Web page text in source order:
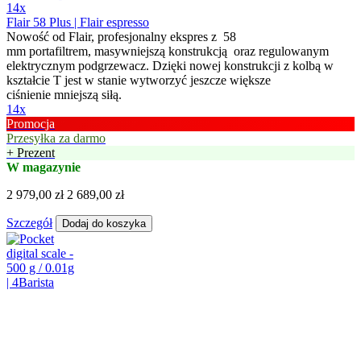
14x
Flair 58 Plus | Flair espresso
Nowość od Flair, profesjonalny ekspres z 58
mm portafiltrem, masywniejszą konstrukcją oraz regulowanym
elektrycznym podgrzewacz. Dzięki nowej konstrukcji z kolbą w
kształcie T jest w stanie wytworzyć jeszcze większe
ciśnienie mniejszą siłą.
14x
Promocja
Przesyłka za darmo
+ Prezent
W magazynie
2 979,00 zł 2 689,00 zł
Szczegół Dodaj do koszyka